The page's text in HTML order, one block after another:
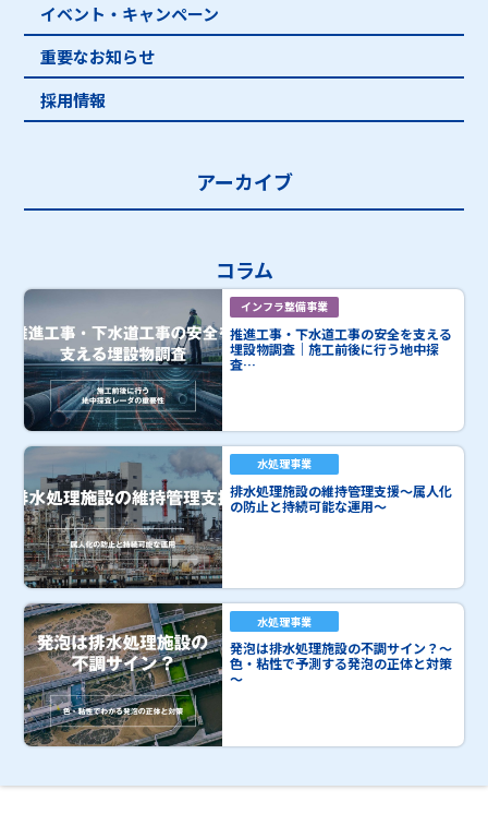
イベント・キャンペーン
重要なお知らせ
採用情報
アーカイブ
コラム
インフラ整備事業
推進工事・下水道工事の安全を支える
埋設物調査｜施工前後に行う地中探
査…
水処理事業
排水処理施設の維持管理支援～属人化
の防止と持続可能な運用～
水処理事業
発泡は排水処理施設の不調サイン？～
色・粘性で予測する発泡の正体と対策
～